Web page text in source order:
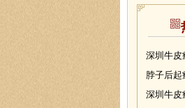
深圳牛皮
脖子后起
深圳牛皮